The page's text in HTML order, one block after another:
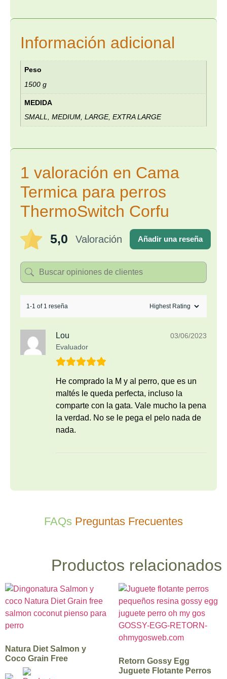
Información adicional
Peso
1500 g
MEDIDA
SMALL, MEDIUM, LARGE, EXTRA LARGE
1 valoración en Cama
Termica para perros
ThermoSwitch Corfu
5,0 Valoración Añadir una reseña
1-1 of 1 reseña
Lou
Evaluador
03/06/2023
He comprado la M y al perro, que es un
maltés le queda perfecta, incluso la
comparte con la gata. Vale mucho la pena
la verdad. No se le pega el pelo nada de
nada.
FAQs Preguntas Frecuentes
Productos relacionados
Natura Diet Salmon y
Coco Grain Free
Retorn Gossy Egg
Juguete Flotante Perros